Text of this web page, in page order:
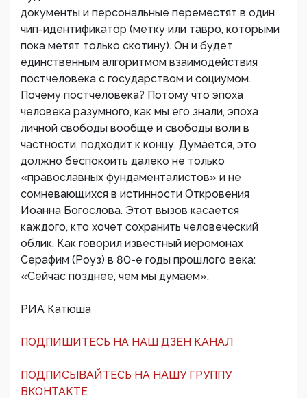
документы и персональные переместят в один
чип-идентификатор (метку или тавро, которыми
пока метят только скотину). Он и будет
единственным алгоритмом взаимодействия
постчеловека с государством и социумом.
Почему постчеловека? Потому что эпоха
человека разумного, как мы его знали, эпоха
личной свободы вообще и свободы воли в
частности, подходит к концу. Думается, это
должно беспокоить далеко не только
«православных фундаменталистов» и не
сомневающихся в истинности Откровения
Иоанна Богослова. Этот вызов касается
каждого, кто хочет сохранить человеческий
облик. Как говорил известный иеромонах
Серафим (Роуз) в 80-е годы прошлого века:
«Сейчас позднее, чем мы думаем».
РИА Катюша
ПОДПИШИТЕСЬ НА НАШ ДЗЕН КАНАЛ
ПОДПИСЫВАЙТЕСЬ НА НАШУ ГРУППУ
ВКОНТАКТЕ